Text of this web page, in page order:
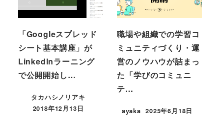
「Googleスプレッド
シート基本講座」が
LinkedInラーニング
で公開開始し…
タカハシノリアキ
投稿日
2018年12月13日
職場や組織での学習コ
ミュニティづくり・運
営のノウハウが詰まっ
た「学びのコミュニ
テ…
ayaka
投稿日
2025年6月18日